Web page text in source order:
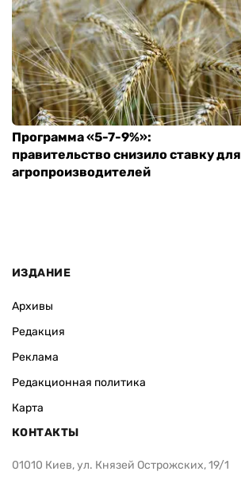
Программа «5-7-9%»:
правительство снизило ставку для
агропроизводителей
ИЗДАНИЕ
Архивы
Редакция
Реклама
Редакционная политика
Карта
КОНТАКТЫ
01010 Киев, ул. Князей Острожских, 19/1